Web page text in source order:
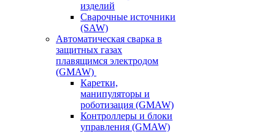
изделий
Сварочные источники
(SAW)
Автоматическая сварка в
защитных газах
плавящимся электродом
(GMAW)
Каретки,
манипуляторы и
роботизация (GMAW)
Контроллеры и блоки
управления (GMAW)